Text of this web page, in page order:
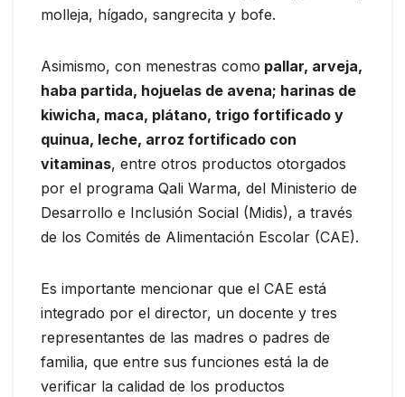
molleja, hígado, sangrecita y bofe.
Asimismo, con menestras como pallar, arveja,
haba partida, hojuelas de avena; harinas de
kiwicha, maca, plátano, trigo fortificado y
quinua, leche, arroz fortificado con
vitaminas, entre otros productos otorgados
por el programa Qali Warma, del Ministerio de
Desarrollo e Inclusión Social (Midis), a través
de los Comités de Alimentación Escolar (CAE).
Es importante mencionar que el CAE está
integrado por el director, un docente y tres
representantes de las madres o padres de
familia, que entre sus funciones está la de
verificar la calidad de los productos